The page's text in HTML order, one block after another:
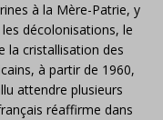
à la Mère-Patrie, y
décolonisations, le
la cristallisation des
à partir de 1960,
attendre plusieurs
réaffirme dans